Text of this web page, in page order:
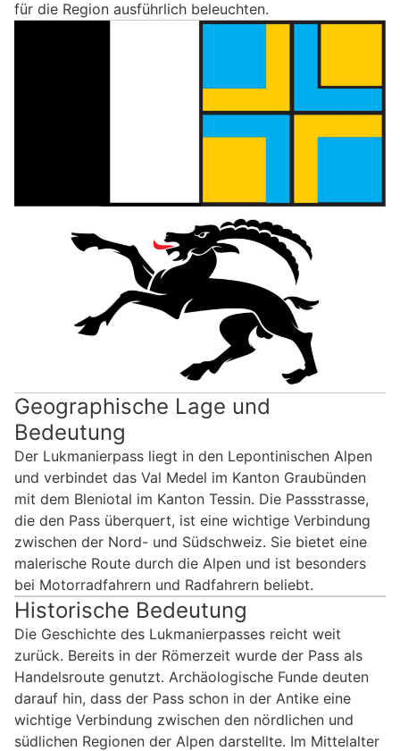
für die Region ausführlich beleuchten.
Geographische Lage und
Bedeutung
Der Lukmanierpass liegt in den Lepontinischen Alpen
und verbindet das Val Medel im Kanton Graubünden
mit dem Bleniotal im Kanton Tessin. Die Passstrasse,
die den Pass überquert, ist eine wichtige Verbindung
zwischen der Nord- und Südschweiz. Sie bietet eine
malerische Route durch die Alpen und ist besonders
bei Motorradfahrern und Radfahrern beliebt.
Historische Bedeutung
Die Geschichte des Lukmanierpasses reicht weit
zurück. Bereits in der Römerzeit wurde der Pass als
Handelsroute genutzt. Archäologische Funde deuten
darauf hin, dass der Pass schon in der Antike eine
wichtige Verbindung zwischen den nördlichen und
südlichen Regionen der Alpen darstellte. Im Mittelalter